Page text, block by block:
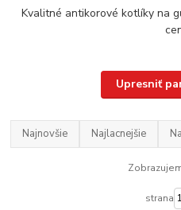
Kvalitné antikorové kotlíky na
Upresniť
Najnovšie Najlacnejšie
strana